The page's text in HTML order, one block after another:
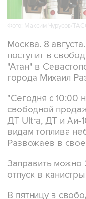
Фото: Максим Чурусов/
Москва. 8
поступит в
"Атан" в
города Михаил
"Сегодня с 10:00
свободной
ДТ Ultra, ДТ и Аи-
видам топлива
Развожаев в
Заправить можно
отпуск в
В пятницу в